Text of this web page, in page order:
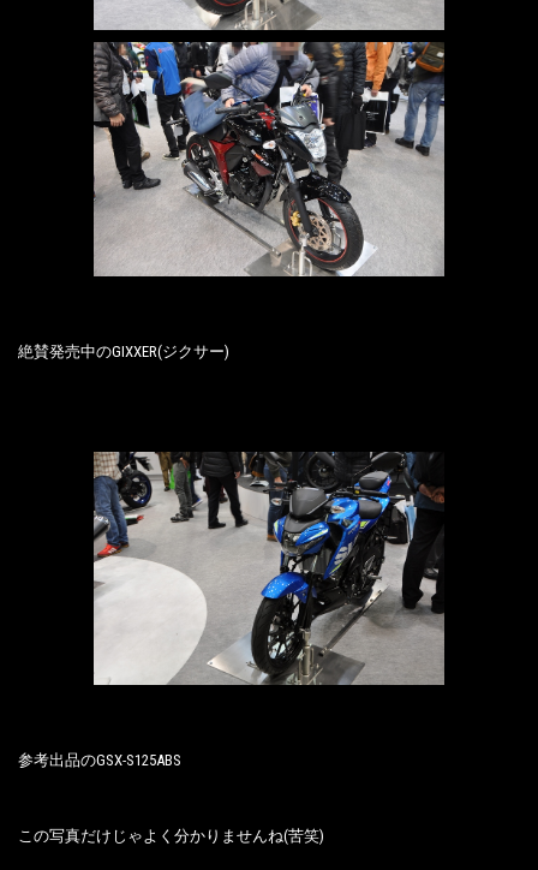
絶賛発売中のGIXXER(ジクサー)
参考出品のGSX-S125ABS
この写真だけじゃよく分かりませんね(苦笑)